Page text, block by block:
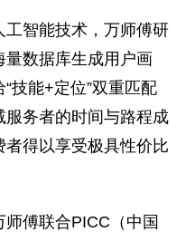
智能技术，万师傅研
数据库生成用户画
技能+定位”双重匹配
务者的时间与路程成
得以享受极具性价比
傅联合PICC（中国